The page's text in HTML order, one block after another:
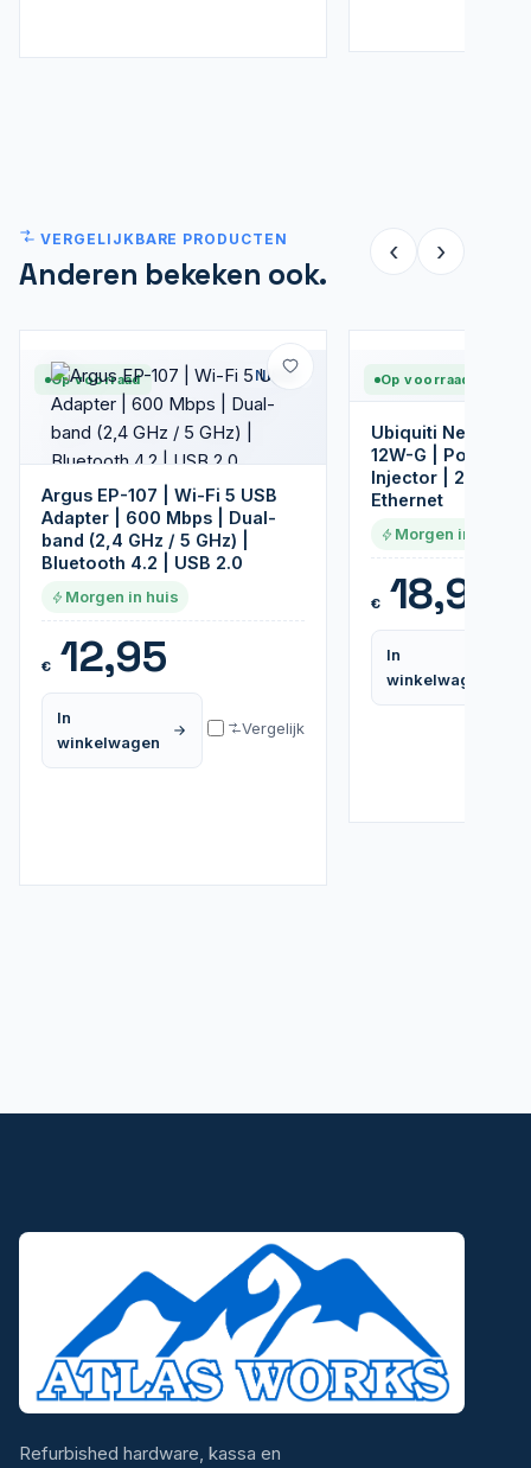
VERGELIJKBARE PRODUCTEN
Anderen bekeken ook.
‹ ›
Op voorraad Nieuw
Argus EP-107 | Wi-Fi 5 USB
Adapter | 600 Mbps | Dual-
band (2,4 GHz / 5 GHz) |
Bluetooth 4.2 | USB 2.0
Morgen in huis
€12,95
In
winkelwagen
Vergelijk
Op voorraad
Ubiquiti Networks
12W-G | PoE
Injector | 24V |
Ethernet
Morgen in huis
€18,95
In
winkelwagen
Refurbished hardware, kassa en